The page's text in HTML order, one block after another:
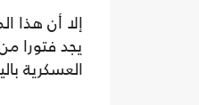
يجد فتورا
العسكرية